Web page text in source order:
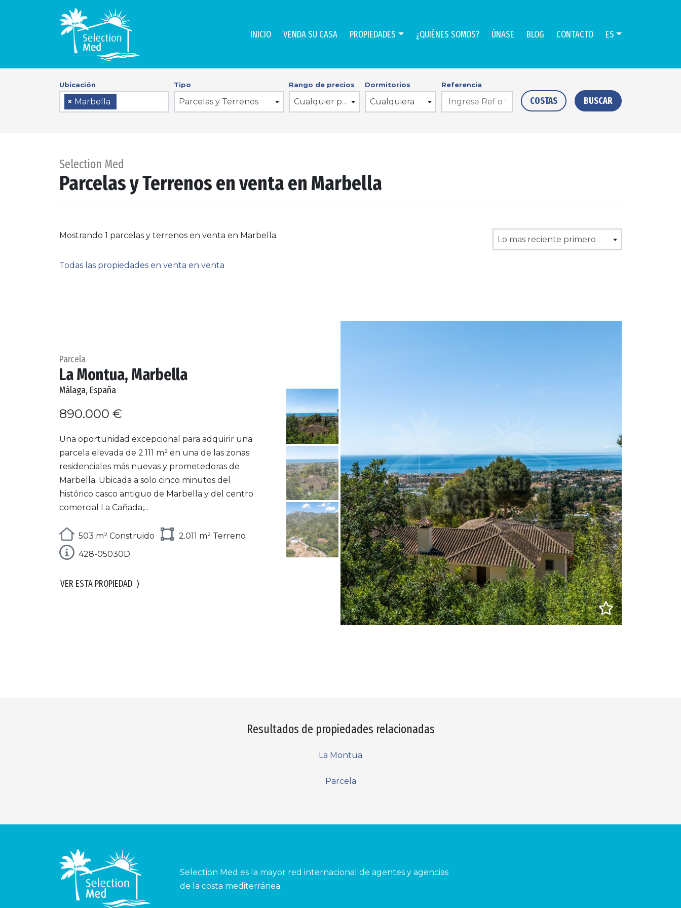
INICIO VENDA SU CASA PROPIEDADES ¿QUIÉNES SOMOS? ÚNASE BLOG CONTACTO ES
Ubicación
× Marbella
Tipo
Parcelas y Terrenos
Rango de precios
Cualquier precio
Dormitorios
Cualquiera
Referencia
COSTAS BUSCAR
Selection Med
Parcelas y Terrenos en venta en Marbella
Mostrando 1 parcelas y terrenos en venta en Marbella. Lo mas reciente primero
Todas las propiedades en venta en venta
Parcela
La Montua, Marbella
Málaga, España
890.000 €
Una oportunidad excepcional para adquirir una
parcela elevada de 2.111 m² en una de las zonas
residenciales más nuevas y prometedoras de
Marbella. Ubicada a solo cinco minutos del
histórico casco antiguo de Marbella y del centro
comercial La Cañada,...
503 m² Construido
2.011 m² Terreno
428-05030D
VER ESTA PROPIEDAD ⟩
Resultados de propiedades relacionadas
La Montua
Parcela
Selection Med es la mayor red internacional de agentes y agencias
de la costa mediterránea.